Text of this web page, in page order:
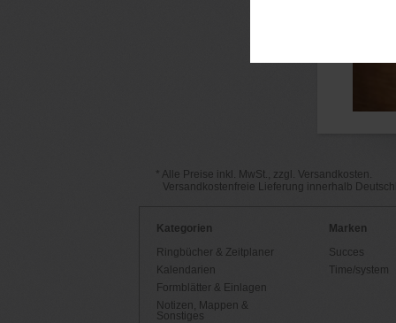
* Alle Preise inkl. MwSt., zzgl. Versandkosten.
Versandkostenfreie Lieferung innerhalb
Kategorien
Ringbücher & Zeitplaner
Kalendarien
Formblätter & Einlagen
Notizen, Mappen &
Sonstiges
Marken
Succes
Time/system